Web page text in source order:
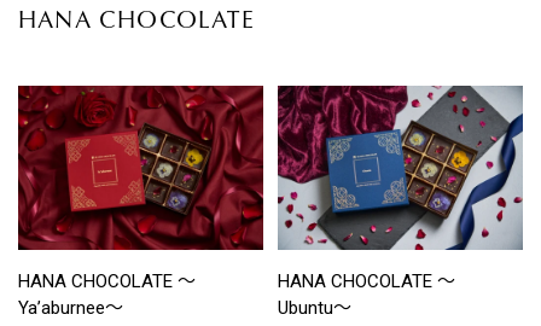
HANA CHOCOLATE
HANA CHOCOLATE 〜
Ya’aburnee〜
HANA CHOCOLATE 〜
Ubuntu〜